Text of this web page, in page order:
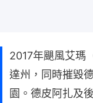
2017年颶風艾瑪
達州，同時摧毀
園。德皮阿扎及